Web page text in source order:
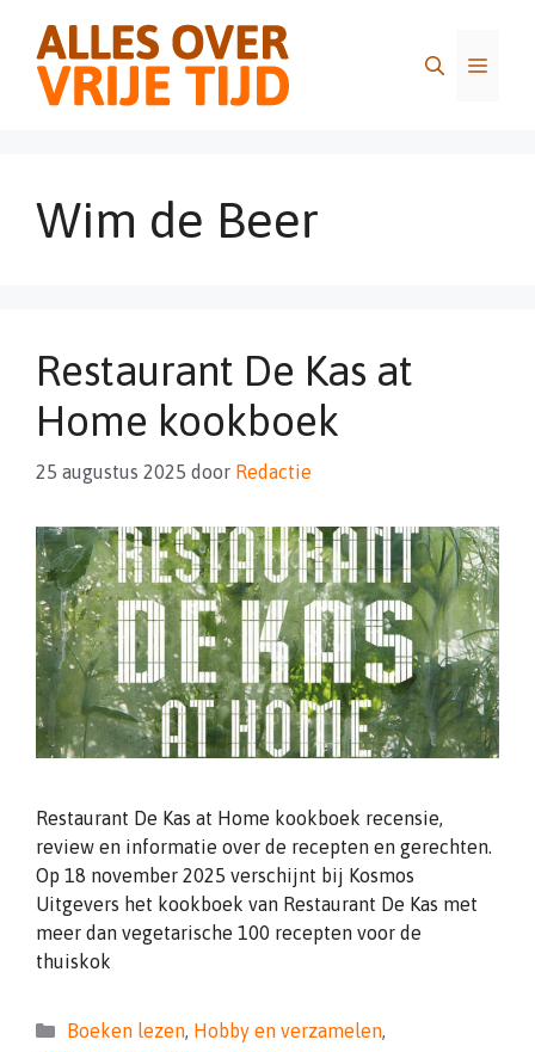
inhoud
Menu
Wim de Beer
Restaurant De Kas at
Home kookboek
25 augustus 2025 door Redactie
Restaurant De Kas at Home kookboek recensie,
review en informatie over de recepten en gerechten.
Op 18 november 2025 verschijnt bij Kosmos
Uitgevers het kookboek van Restaurant De Kas met
meer dan vegetarische 100 recepten voor de
thuiskok
Categorieën
Boeken lezen, Hobby en verzamelen,